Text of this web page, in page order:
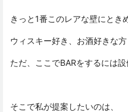
きっと1番このレアな壁にとき
ウィスキー好き、お酒好きな方
ただ、ここでBARをするには
そこで私が提案したいのは、